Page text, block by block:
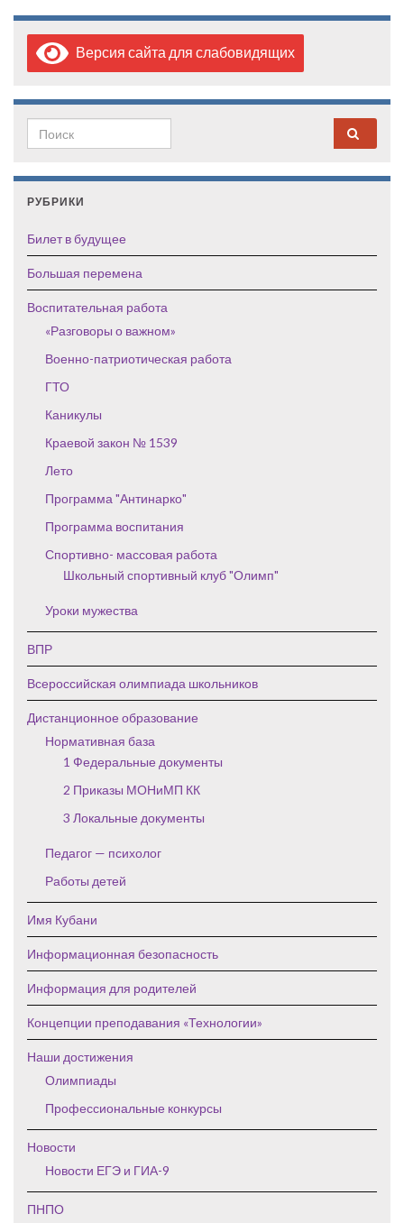
Версия сайта для слабовидящих
Search for:
РУБРИКИ
Билет в будущее
Большая перемена
Воспитательная работа
«Разговоры о важном»
Военно-патриотическая работа
ГТО
Каникулы
Краевой закон № 1539
Лето
Программа "Антинарко"
Программа воспитания
Спортивно- массовая работа
Школьный спортивный клуб "Олимп"
Уроки мужества
ВПР
Всероссийская олимпиада школьников
Дистанционное образование
Нормативная база
1 Федеральные документы
2 Приказы МОНиМП КК
3 Локальные документы
Педагог — психолог
Работы детей
Имя Кубани
Информационная безопасность
Информация для родителей
Концепции преподавания «Технологии»
Наши достижения
Олимпиады
Профессиональные конкурсы
Новости
Новости ЕГЭ и ГИА-9
ПНПО